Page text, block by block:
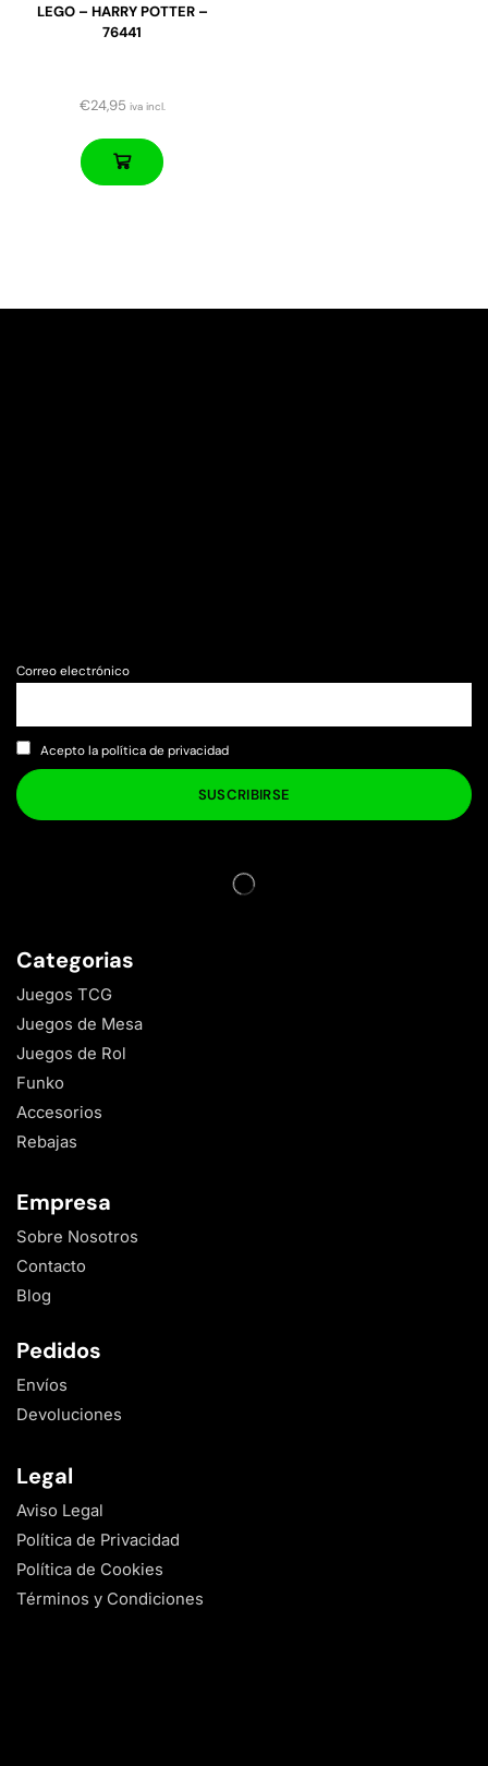
LEGO – HARRY POTTER –
76441
€24,95 iva incl.
Correo electrónico
Acepto la política de privacidad
Categorias
Juegos TCG
Juegos de Mesa
Juegos de Rol
Funko
Accesorios
Rebajas
Empresa
Sobre Nosotros
Contacto
Blog
Pedidos
Envíos
Devoluciones
Legal
Aviso Legal
Política de Privacidad
Política de Cookies
Términos y Condiciones